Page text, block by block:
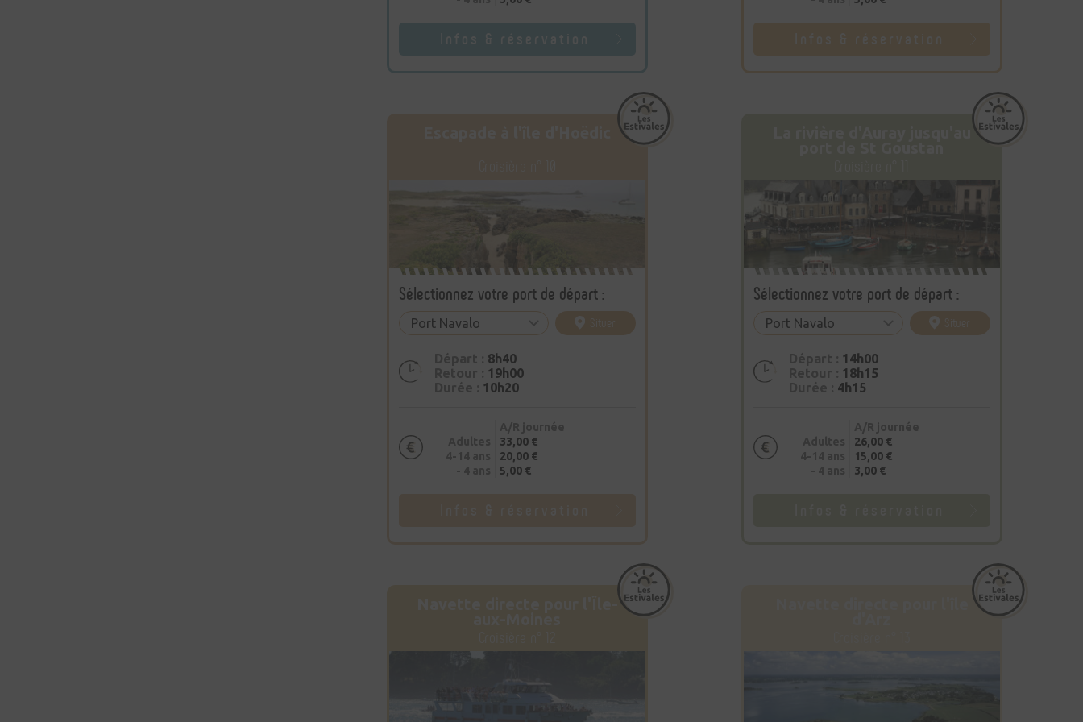
Sélectionnez votre port de départ :
Départ : 8h40
Retour : 19h00
Durée : 10h20
Adultes
4-14 ans
- 4 ans
A/R journée
33,00 €
20,00 €
5,00 €
Sélectionnez votre port de départ :
Départ : 14h00
Retour : 18h15
Durée : 4h15
Adultes
4-14 ans
- 4 ans
A/R journée
26,00 €
15,00 €
3,00 €